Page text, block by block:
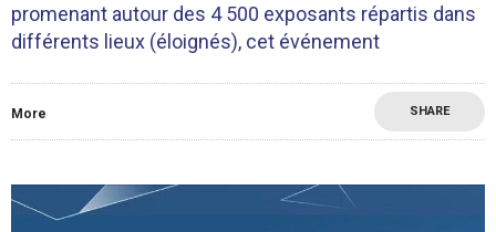
promenant autour des 4 500 exposants répartis dans
différents lieux (éloignés), cet événement
More SHARE